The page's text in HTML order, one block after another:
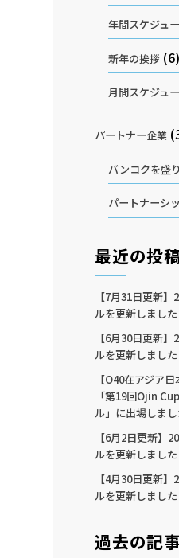
年間スケジュ
新年の挨拶 (6)
月間スケジュ
パートナー企業
バンコクを盛
パートナーシ
最近の投稿
【7月31日更新
ルを更新しました
【6月30日更新
ルを更新しました
【O40在アジア
「第19回Ojin
ル」に出場しま
【6月2日更新】
ルを更新しました
【4月30日更新
ルを更新しました
過去の記